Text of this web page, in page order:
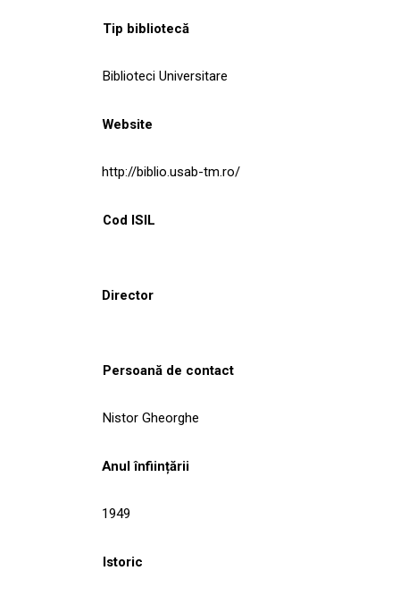
Tip bibliotecă
Biblioteci Universitare
Website
http://biblio.usab-tm.ro/
Cod ISIL
Director
Persoană de contact
Nistor Gheorghe
Anul înființării
1949
Istoric